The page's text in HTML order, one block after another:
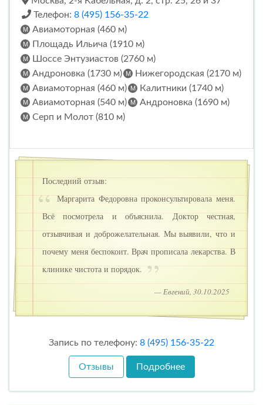
Телефон: 8 (495) 156-35-22
Авиамоторная (460 м)
Площадь Ильича (1910 м)
Шоссе Энтузиастов (2760 м)
Андроновка (1730 м)
Нижегородская (2170 м)
Авиамоторная (460 м)
Калитники (1740 м)
Авиамоторная (540 м)
Андроновка (1690 м)
Серп и Молот (810 м)
Последний отзыв:
Маргарита Федоровна проконсультировала меня.
Всё посмотрела и объяснила. Доктор честная,
отзывчивая и доброжелательная. Мы выявили, что и
почему меня беспокоит. Врач прописала лекарства. В
клинике чистота и порядок.
— Евгений, 30.10.2025
Запись по телефону: 8 (495) 156-35-22
Отзывы Подробнее